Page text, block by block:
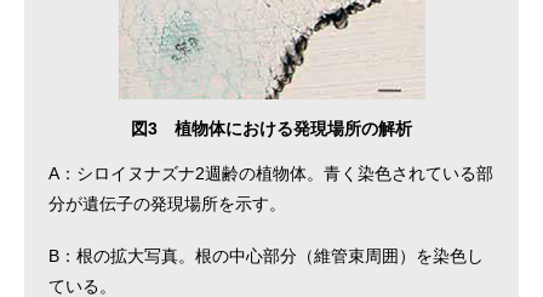
図3 植物体における発現場所の解析
A：シロイヌナズナ2週齢の植物体。青く染色されている部
分が遺伝子の発現場所を示す。
B：根の拡大写真。根の中心部分（維管束周囲）を染色し
ている。